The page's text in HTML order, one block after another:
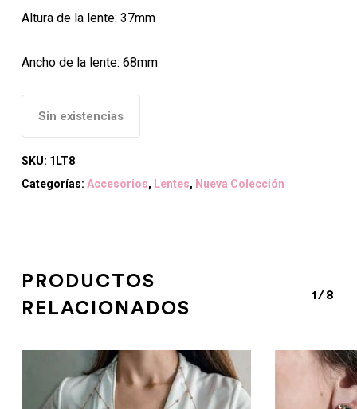
Altura de la lente: 37mm
Ancho de la lente: 68mm
Sin existencias
SKU: 1LT8
Categorías: Accesorios, Lentes, Nueva Colección
PRODUCTOS
RELACIONADOS
1/8